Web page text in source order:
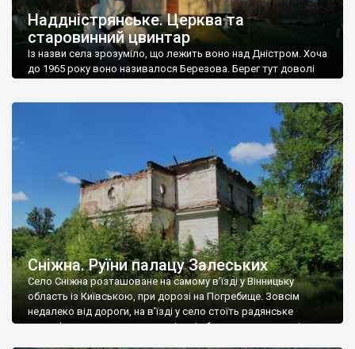
Наддністрянське. Церква та
старовинний цвинтар
Із назви села зрозуміло, що лежить воно над Дністром. Хоча
до 1965 року воно називалося Березова. Берег тут доволі
Наддністрянське відрізняється від більшості навколишніх
сіл. У селі є мурована Михайлівська церква. Точної дати […]
Сніжна. Руїни палацу Залеських
Село Сніжна розташоване на самому в’їзді у Вінницьку
область із Київською, при дорозі на Погребище. Зовсім
недалеко від дороги, на в’їзді у село стоїть радянське
рельєфне пано, яке показує жінку і яблуню, а трохи далі, десь